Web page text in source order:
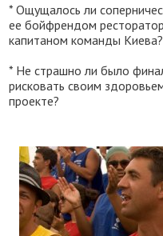
* Ощущалось ли
ее бойфрендом
капитаном команды Киева?
* Не страшно ли было
рисковать своим
проекте?